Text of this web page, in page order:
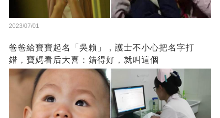
2023/07/01
爸爸給寶寶起名「吳賴」，護士不小心把名字打
錯，寶媽看后大喜：錯得好，就叫這個